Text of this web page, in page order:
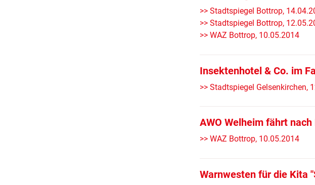
>> Stadtspiegel Bottrop,
>> Stadtspiegel Bottrop,
>> WAZ Bottrop, 10.05.2014
Insektenhotel & Co. im
>> Stadtspiegel Gelsenkirchen,
AWO Welheim fährt
>> WAZ Bottrop, 10.05.2014
Warnwesten für die Kita